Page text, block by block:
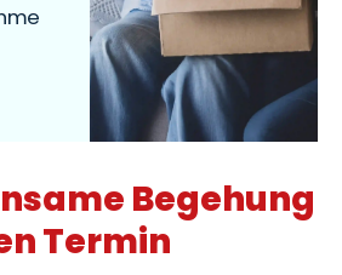
Begehung
Termin